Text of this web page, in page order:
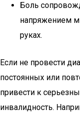
Боль
напряжением
руках.
Если не провести
постоянных или
привести к
инвалидность.